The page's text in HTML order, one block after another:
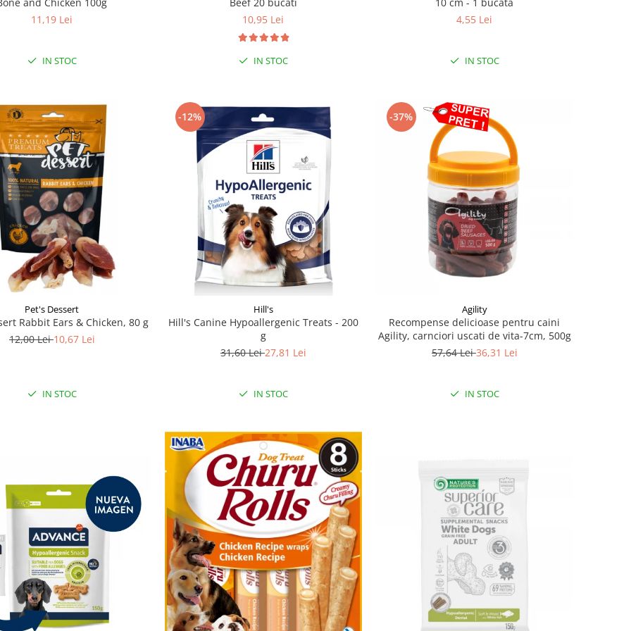
11,19 Lei
IN STOC
10,95 Lei
IN STOC
4,55 Lei
IN STOC
Pet's Dessert
Rabbit Ears & Chicken, 80 g
12,00 Lei10,67 Lei
IN STOC
-12%
Hill's
Hill's Canine Hypoallergenic Treats - 200
g
31,60 Lei27,81 Lei
IN STOC
-37%
Agility
Recompense delicioase pentru caini
Agility, carnciori uscati de vita-7cm, 500g
57,64 Lei36,31 Lei
IN STOC